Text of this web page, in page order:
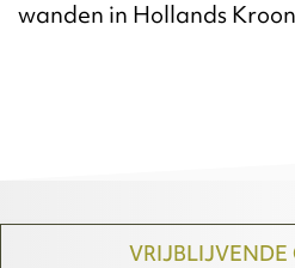
wanden in Hollands
VRIJBLIJVENDE